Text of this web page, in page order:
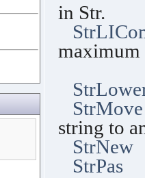
in Str.
StrMove
string to
StrNew
StrPas